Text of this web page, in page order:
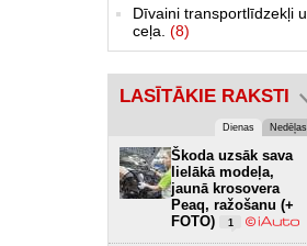
Dīvaini transportlīdzekļi
ceļa. (8)
LASĪTĀKIE RAKSTI
Dienas Nedēļas
Škoda uzsāk sava
lielākā modeļa,
jaunā krosovera
Peaq, ražošanu (+
FOTO)
1